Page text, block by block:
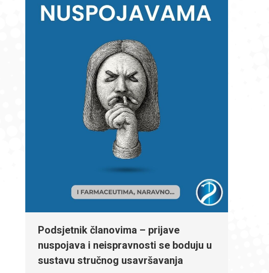
Podsjetnik članovima – prijave
nuspojava i neispravnosti se boduju u
sustavu stručnog usavršavanja